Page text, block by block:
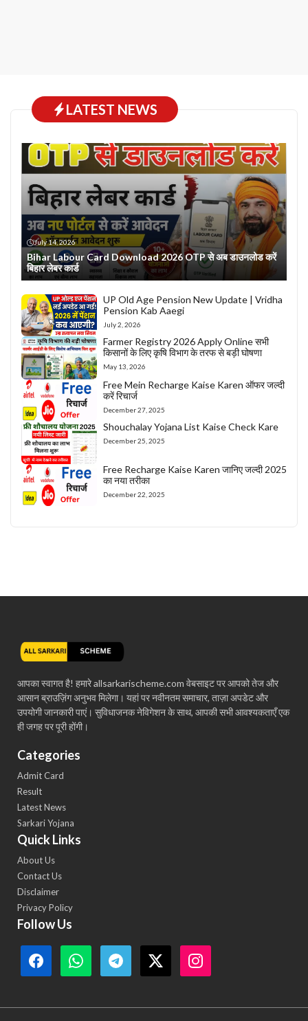
LATEST NEWS
July 14, 2026
Bihar Labour Card Download 2026 OTP से अब डाउनलोड करें
बिहार लेबर कार्ड
UP Old Age Pension New Update | Vridha
Pension Kab Aaegi
July 2, 2026
Farmer Registry 2026 Apply Online सभी
किसानों के लिए कृषि विभाग के तरफ से बड़ी घोषणा
May 13, 2026
Free Mein Recharge Kaise Karen ऑफर जल्दी
करें रिचार्ज
December 27, 2025
Shouchalay Yojana List Kaise Check Kare
December 25, 2025
Free Recharge Kaise Karen जानिए जल्दी 2025
का नया तरीका
December 22, 2025
आपका स्वागत है! हमारे allsarkarischeme.com वेबसाइट पर आपको तेज और
आसान ब्राउज़िंग अनुभव मिलेगा। यहां पर नवीनतम समाचार, ताज़ा अपडेट और
उपयोगी जानकारी पाएं। सुविधाजनक नेविगेशन के साथ, आपकी सभी आवश्यकताएँ एक
ही जगह पर पूरी होंगी।
Categories
Admit Card
Result
Latest News
Sarkari Yojana
Quick Links
About Us
Contact Us
Disclaimer
Privacy Policy
Follow Us